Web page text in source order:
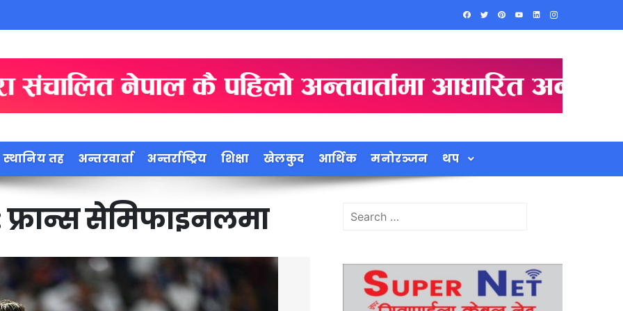
स्थानिय तह अन्तरवार्ता अन्तर्राष्ट्रिय शिक्षा खेलकुद आर्थिक मनोरञ्जन थप
फ्रान्स सेमिफाइनलमा
Search